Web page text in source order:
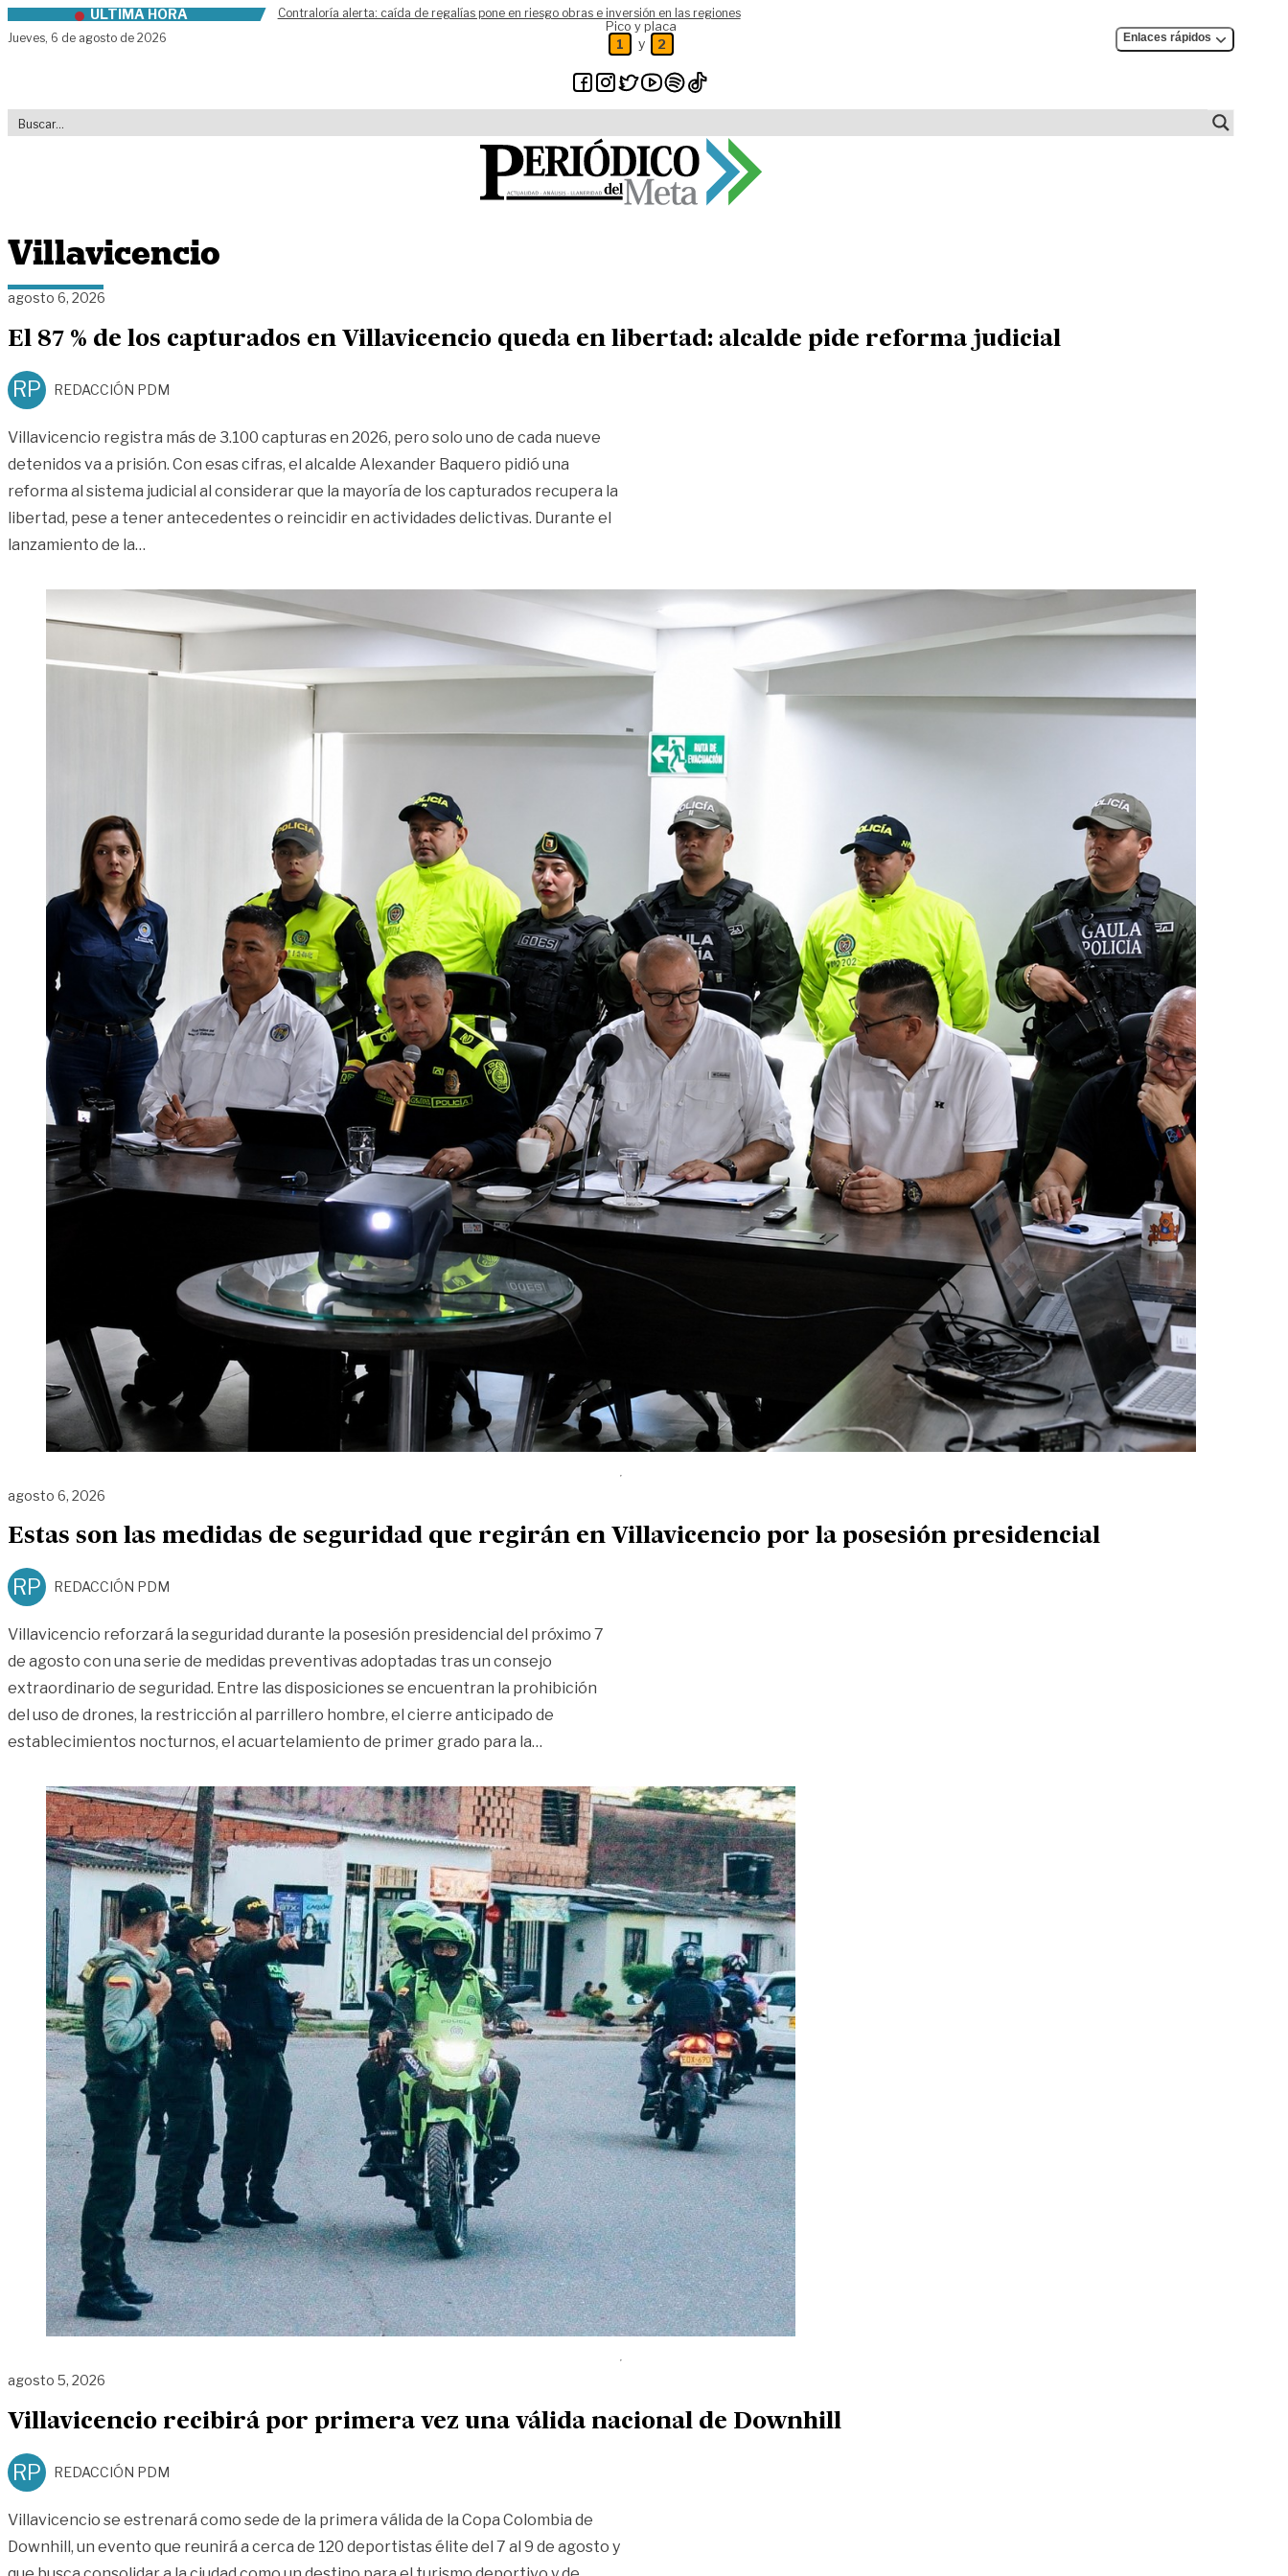
Skip to contentÚLTIMA HORA
Contraloría alerta: caída de regalías pone en riesgo obras e inversión en las regiones
Jueves, 6 de agosto de 2026
Pico y placa
1 y 2 Enlaces rápidos
Villavicencio
agosto 6, 2026
El 87 % de los capturados en Villavicencio queda en libertad: alcalde pide reforma judicial
RP REDACCIÓN PDM
Villavicencio registra más de 3.100 capturas en 2026, pero solo uno de cada nueve
detenidos va a prisión. Con esas cifras, el alcalde Alexander Baquero pidió una
reforma al sistema judicial al considerar que la mayoría de los capturados recupera la
libertad, pese a tener antecedentes o reincidir en actividades delictivas. Durante el
lanzamiento de la…
agosto 6, 2026
Estas son las medidas de seguridad que regirán en Villavicencio por la posesión presidencial
RP REDACCIÓN PDM
Villavicencio reforzará la seguridad durante la posesión presidencial del próximo 7
de agosto con una serie de medidas preventivas adoptadas tras un consejo
extraordinario de seguridad. Entre las disposiciones se encuentran la prohibición
del uso de drones, la restricción al parrillero hombre, el cierre anticipado de
establecimientos nocturnos, el acuartelamiento de primer grado para la…
agosto 5, 2026
Villavicencio recibirá por primera vez una válida nacional de Downhill
RP REDACCIÓN PDM
Villavicencio se estrenará como sede de la primera válida de la Copa Colombia de
Downhill, un evento que reunirá a cerca de 120 deportistas élite del 7 al 9 de agosto y